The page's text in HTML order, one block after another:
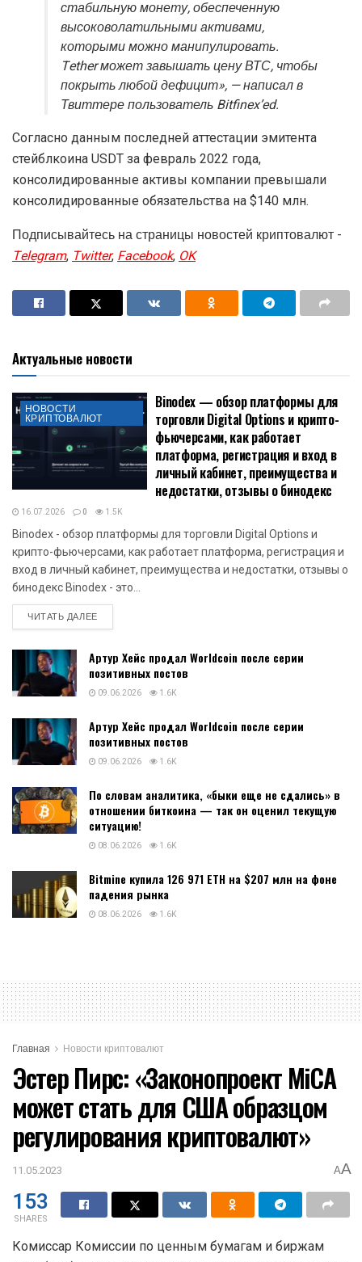
стабильную монету, обеспеченную
высоковолатильными активами,
которыми можно манипулировать.
Tether может завышать цену ВТС, чтобы
покрыть любой дефицит», — написал в
Твиттере пользователь Bitfinex’ed.
Согласно данным последней аттестации эмитента
стейблкоина USDT за февраль 2022 года,
консолидированные активы компании превышали
консолидированные обязательства на $140 млн.
Подписывайтесь на страницы новостей криптовалют -
Telegram, Twitter, Facebook, OK
Актуальные новости
НОВОСТИ
КРИПТОВАЛЮТ
Binodex — обзор платформы для
торговли Digital Options и крипто-
фьючерсами, как работает
платформа, регистрация и вход в
личный кабинет, преимущества и
недостатки, отзывы о бинодекс
16.07.2026 0 1.5K
Binodex - обзор платформы для торговли Digital Options и
крипто-фьючерсами, как работает платформа, регистрация и
вход в личный кабинет, преимущества и недостатки, отзывы о
бинодекс Binodex - это...
ЧИТАТЬ ДАЛЕЕDETAILS
Артур Хейс продал Worldcoin после серии
позитивных постов
09.06.2026 1.6K
Артур Хейс продал Worldcoin после серии
позитивных постов
09.06.2026 1.6K
По словам аналитика, «быки еще не сдались» в
отношении биткоина — так он оценил текущую
ситуацию!
08.06.2026 1.6K
Bitmine купила 126 971 ETH на $207 млн на фоне
падения рынка
08.06.2026 1.6K
Главная Новости криптовалют
Эстер Пирс: «Законопроект MiCA
может стать для США образцом
регулирования криптовалют»
11.05.2023 AA
153
SHARES
Комиссар Комиссии по ценным бумагам и биржам